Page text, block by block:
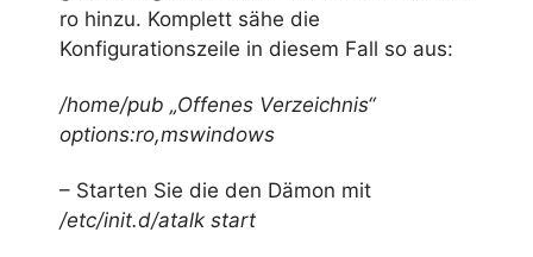
ro hinzu. Komplett sähe die
Konfigurationszeile in diesem Fall so aus:
/home/pub „Offenes Verzeichnis“
options:ro,mswindows
– Starten Sie die den Dämon mit
/etc/init.d/atalk start